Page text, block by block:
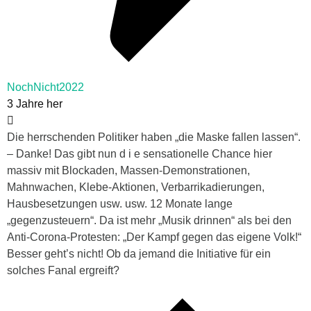
NochNicht2022
3 Jahre her
Die herrschenden Politiker haben „die Maske fallen lassen“.
– Danke! Das gibt nun d i e sensationelle Chance hier
massiv mit Blockaden, Massen-Demonstrationen,
Mahnwachen, Klebe-Aktionen, Verbarrikadierungen,
Hausbesetzungen usw. usw. 12 Monate lange
„gegenzusteuern“. Da ist mehr „Musik drinnen“ als bei den
Anti-Corona-Protesten: „Der Kampf gegen das eigene Volk!“
Besser geht’s nicht! Ob da jemand die Initiative für ein
solches Fanal ergreift?